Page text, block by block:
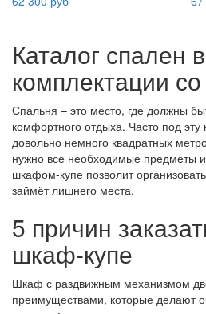
Каталог спален в
комплектации
Спальня – это место, где должны
комфортного отдыха. Часто под эту
довольно немного квадратных
нужно все необходимые предметы
шкафом-купе позволит
займёт лишнего места.
5 причин
шкаф-купе
Шкаф с раздвижным механизмом
преимуществами, которые делают